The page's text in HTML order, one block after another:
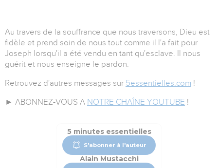
Au travers de la souffrance que nous traversons, Dieu est
fidèle et prend soin de nous tout comme il l'a fait pour
Joseph lorsqu'il a été vendu en tant qu'esclave. Il nous
guérit et nous enseigne le pardon.
Retrouvez d'autres messages sur 5essentielles.com !
► ABONNEZ-VOUS A NOTRE CHAÎNE YOUTUBE !
5 minutes essentielles
S'abonner à l'auteur
Alain Mustacchi